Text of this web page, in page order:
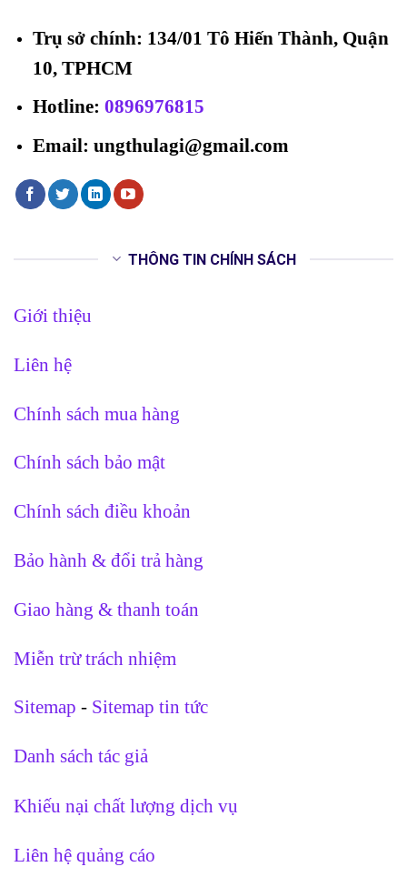
Trụ sở chính: 134/01 Tô Hiến Thành, Quận
10, TPHCM
Hotline: 0896976815
Email: ungthulagi@gmail.com
THÔNG TIN CHÍNH SÁCH
Giới thiệu
Liên hệ
Chính sách mua hàng
Chính sách bảo mật
Chính sách điều khoản
Bảo hành & đổi trả hàng
Giao hàng & thanh toán
Miễn trừ trách nhiệm
Sitemap - Sitemap tin tức
Danh sách tác giả
Khiếu nại chất lượng dịch vụ
Liên hệ quảng cáo